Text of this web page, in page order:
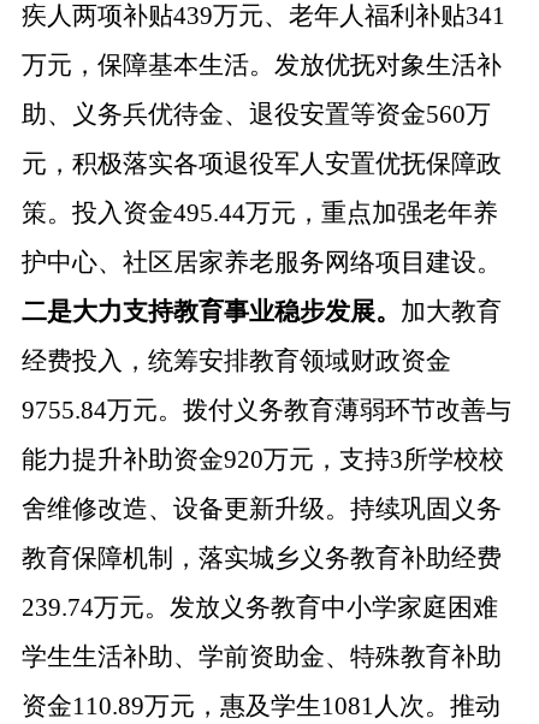
疾人两项补贴439万元、老年人福利补贴341
万元 ， 保障基本生活。发放优抚对象生活补
助、义务兵优待金、退役安置等资金560万
元，积极落实各项退役军人安置优抚保障政
策。投入资金495.44万元，重点加强老年养
护中心、社区居家养老服务网络项目建设。
二是大力支持教育事业稳步发展。 加大教育
经费投入，统筹安排教育领域财政资金
9755.84万元。拨付义务教育薄弱环节改善与
能力提升补助资金920万元，支持3所学校校
舍维修改造、设备更新升级。持续巩固义务
教育保障机制，落实城乡义务教育补助经费
239.74万元。发放义务教育中小学家庭困难
学生生活补助、学前资助金、特殊教育补助
资金110.89万元，惠及学生1081人次。推动